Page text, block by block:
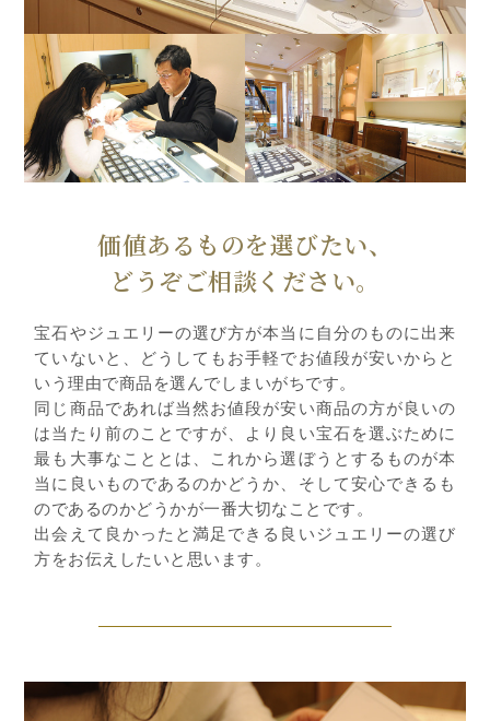
価値あるものを選びたい、
どうぞご相談ください。
宝石やジュエリーの選び方が本当に自分のものに出来
ていないと、どうしてもお手軽でお値段が安いからと
いう理由で商品を選んでしまいがちです。
同じ商品であれば当然お値段が安い商品の方が良いの
は当たり前のことですが、より良い宝石を選ぶために
最も大事なこととは、これから選ぼうとするものが本
当に良いものであるのかどうか、そして安心できるも
のであるのかどうかが一番大切なことです。
出会えて良かったと満足できる良いジュエリーの選び
方をお伝えしたいと思います。